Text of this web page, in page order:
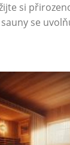
si
se